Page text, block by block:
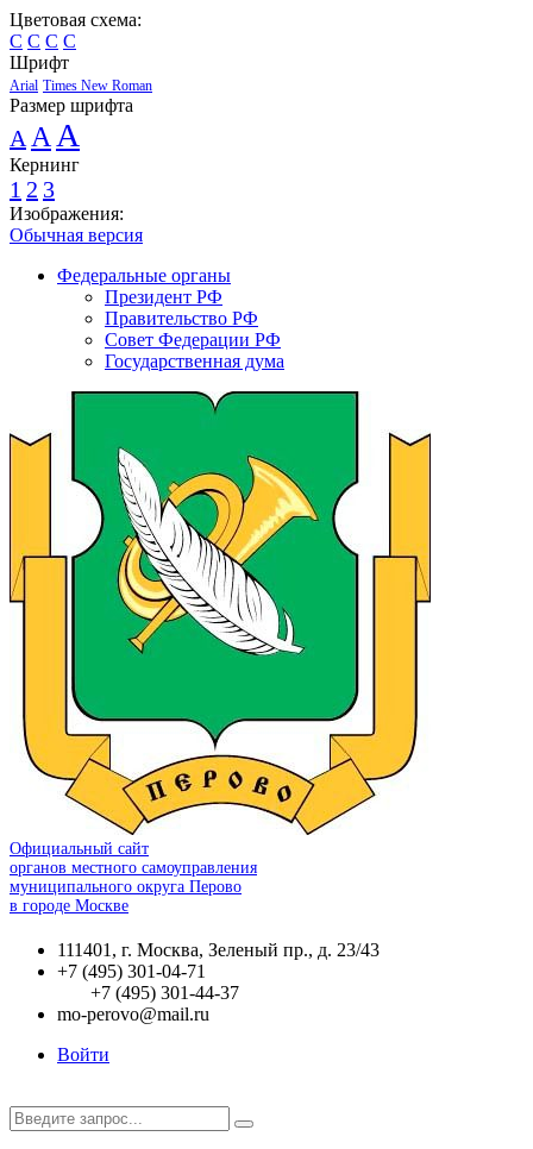
Цветовая схема:
C C C C
Шрифт
Arial Times New Roman
Размер шрифта
A A A
Кернинг
1 2 3
Изображения:
Обычная версия
Федеральные органы
Президент РФ
Правительство РФ
Совет Федерации РФ
Государственная дума
Официальный сайт
органов местного самоуправления
муниципального округа Перово
в городе Москве
111401, г. Москва, Зеленый пр., д. 23/43
+7 (495) 301-04-71
+7 (495) 301-44-37
mo-perovo@mail.ru
Войти